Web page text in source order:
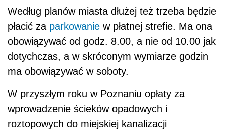
Według planów miasta dłużej też trzeba będzie
płacić za parkowanie w płatnej strefie. Ma ona
obowiązywać od godz. 8.00, a nie od 10.00 jak
dotychczas, a w skróconym wymiarze godzin
ma obowiązywać w soboty.
W przyszłym roku w Poznaniu opłaty za
wprowadzenie ścieków opadowych i
roztopowych do miejskiej kanalizacji